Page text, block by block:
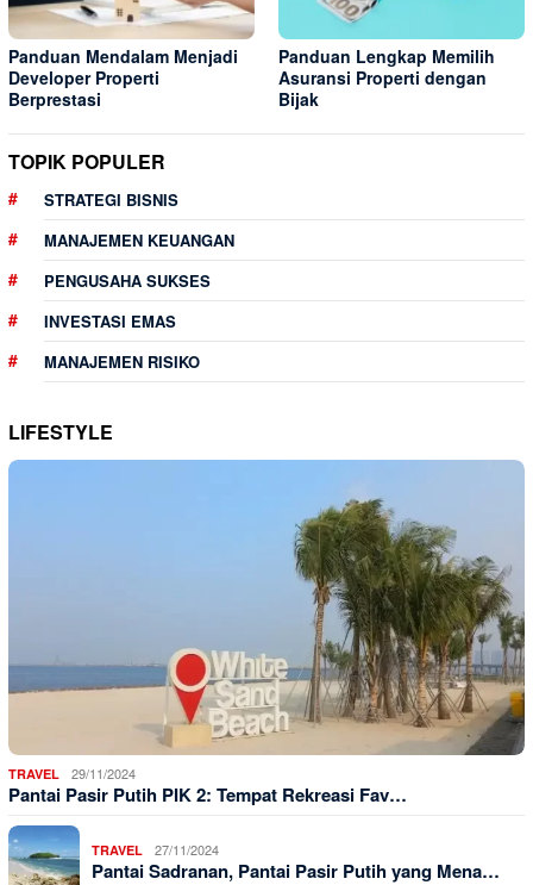
Panduan Mendalam Menjadi
Developer Properti
Berprestasi
Panduan Lengkap Memilih
Asuransi Properti dengan
Bijak
TOPIK POPULER
STRATEGI BISNIS
MANAJEMEN KEUANGAN
PENGUSAHA SUKSES
INVESTASI EMAS
MANAJEMEN RISIKO
LIFESTYLE
TRAVEL 29/11/2024
Pantai Pasir Putih PIK 2: Tempat Rekreasi Fav…
TRAVEL 27/11/2024
Pantai Sadranan, Pantai Pasir Putih yang Mena…